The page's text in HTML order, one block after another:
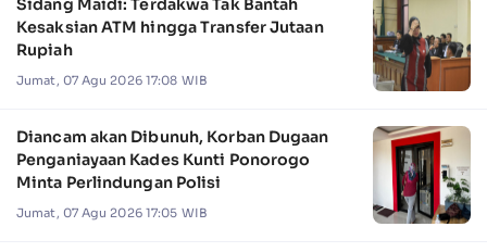
Sidang Maidi: Terdakwa Tak Bantah
Kesaksian ATM hingga Transfer Jutaan
Rupiah
Jumat, 07 Agu 2026 17:08 WIB
Diancam akan Dibunuh, Korban Dugaan
Penganiayaan Kades Kunti Ponorogo
Minta Perlindungan Polisi
Jumat, 07 Agu 2026 17:05 WIB